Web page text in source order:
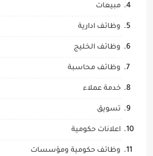
مبيعات
وظائف ادارية
وظائف الخليج
وظائف محاسبة
خدمة عملاء
تسويق
اعلانات حكومية
وظائف حكومية ومؤسسات